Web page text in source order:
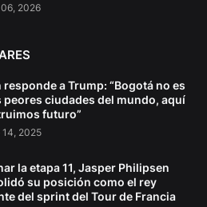
2026
responde a Trump: “Bogotá no es
peores ciudades del mundo, aquí
futuro”
14, 2025
la etapa 11, Jasper Philipsen
su posición como el rey
del sprint del Tour de Francia